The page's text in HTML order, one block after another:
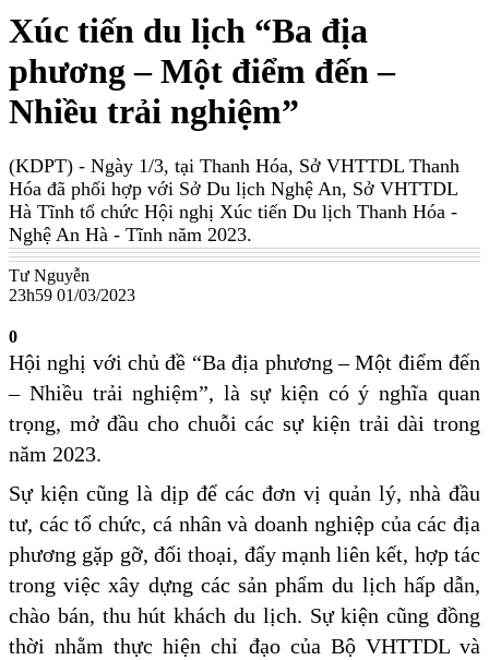
Xúc tiến du lịch “Ba địa
phương – Một điểm đến –
Nhiều trải nghiệm”
(KDPT) - Ngày 1/3, tại Thanh Hóa, Sở VHTTDL Thanh
Hóa đã phối hợp với Sở Du lịch Nghệ An, Sở VHTTDL
Hà Tĩnh tổ chức Hội nghị Xúc tiến Du lịch Thanh Hóa -
Nghệ An Hà - Tĩnh năm 2023.
Tư Nguyễn
23h59 01/03/2023
0
Hội nghị với chủ đề “Ba địa phương – Một điểm đến
– Nhiều trải nghiệm”, là sự kiện có ý nghĩa quan
trọng, mở đầu cho chuỗi các sự kiện trải dài trong
năm 2023.
Sự kiện cũng là dịp để các đơn vị quản lý, nhà đầu
tư, các tổ chức, cá nhân và doanh nghiệp của các địa
phương gặp gỡ, đối thoại, đẩy mạnh liên kết, hợp tác
trong việc xây dựng các sản phẩm du lịch hấp dẫn,
chào bán, thu hút khách du lịch. Sự kiện cũng đồng
thời nhằm thực hiện chỉ đạo của Bộ VHTTDL và